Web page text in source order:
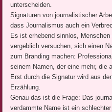
unterscheiden.
Signaturen von journalistischer
dass Journalismus auch ein
Es ist erhebend sinnlos,
vergeblich versuchen, sich einen
zum Branding machen:
seinem Namen, der eine mehr, die
Erst durch die Signatur wird aus
Erzählung.
Genau das ist die Frage: Das
verdammte Name ist ein